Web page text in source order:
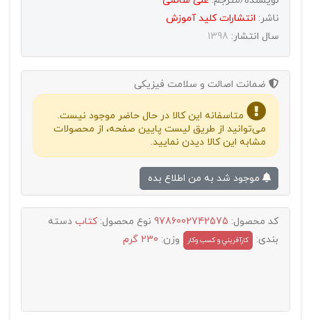
ناشر: انتشارات كليد آموزش
سال انتشار: 1398
ضمانت اصالت و سلامت فیزیکی
متاسفانه این کالا در حال حاضر موجود نیست.
می‌توانید از طریق لیست پایین صفحه، از محصولات
مشابه این کالا دیدن نمایید.
کد محصول: 9786002742575 نوع محصول:کتاب دسته
بندی:
کارآفريني و کسب وکار وزن: 230 گرم